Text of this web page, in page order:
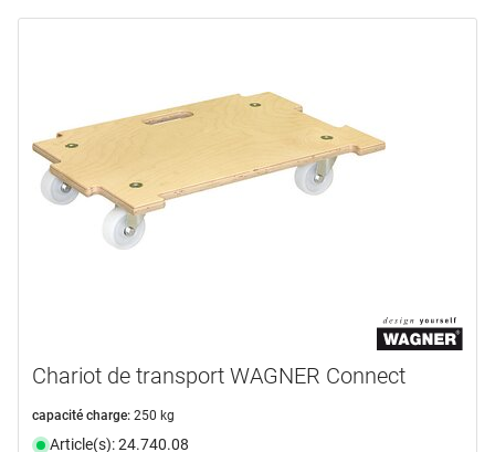
Chariot de transport WAGNER Connect
capacité charge: 250 kg
Article(s): 24.740.08